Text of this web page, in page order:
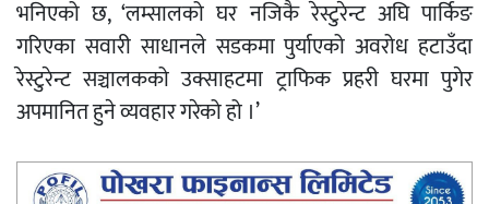
भनिएको छ, ‘लम्सालको घर नजिकै रेस्टुरेन्ट अघि पार्किङ
गरिएका सवारी साधानले सडकमा पुर्याएको अवरोध हटाउँदा
रेस्टुरेन्ट सञ्चालकको उक्साहटमा ट्राफिक प्रहरी घरमा पुगेर
अपमानित हुने व्यवहार गरेको हो ।’